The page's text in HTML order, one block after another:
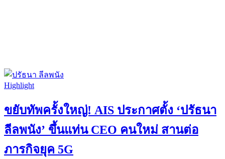
Highlight
ขยับทัพครั้งใหญ่! AIS ประกาศตั้ง ‘ปรัธนา
ลีลพนัง’ ขึ้นแท่น CEO คนใหม่ สานต่อ
ภารกิจยุค 5G